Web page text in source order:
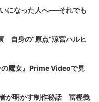
になった人へ──それでも
自身の“原点”涼宮ハルヒ
の魔女』Prime Videoで見
者が明かす制作秘話 冨樫義